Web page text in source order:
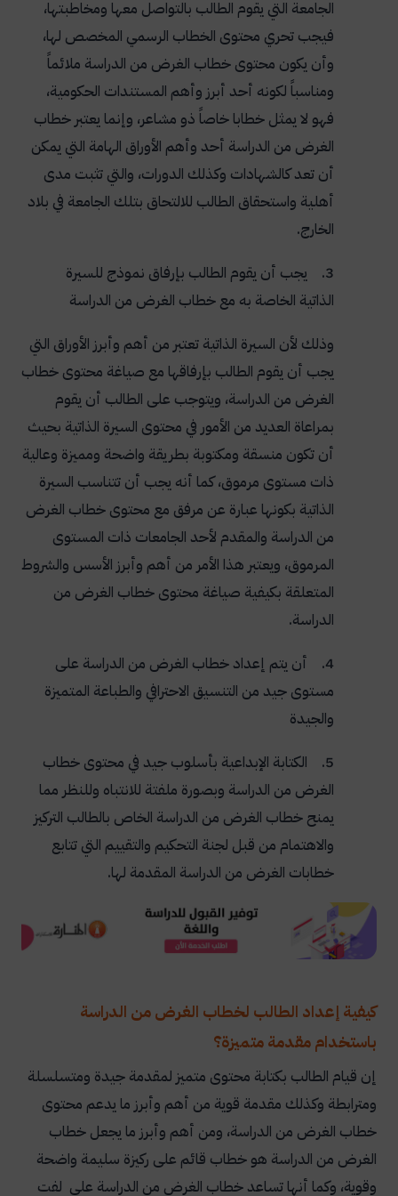
الجامعة التي يقوم الطالب بالتواصل معها ومخاطبتها،
فيجب تحري محتوى الخطاب الرسمي المخصص لها،
وأن يكون محتوى خطاب الغرض من الدراسة ملائماً
ومناسباً لكونه أحد أبرز وأهم المستندات الحكومية،
فهو لا يمثل خطابا خاصاً ذو مشاعر، وإنما يعتبر خطاب
الغرض من الدراسة أحد وأهم الأوراق الهامة التي يمكن
أن تعد كالشهادات وكذلك الدورات، والتي تثبت مدى
أهلية واستحقاق الطالب للالتحاق بتلك الجامعة في بلاد
الخارج.
3. يجب أن يقوم الطالب بإرفاق نموذج للسيرة
الذاتية الخاصة به مع خطاب الغرض من الدراسة
وذلك لأن السيرة الذاتية تعتبر من أهم وأبرز الأوراق التي
يجب أن يقوم الطالب بإرفاقها مع صياغة محتوى خطاب
الغرض من الدراسة، ويتوجب على الطالب أن يقوم
بمراعاة العديد من الأمور في محتوى السيرة الذاتية بحيث
أن تكون منسقة ومكتوبة بطريقة واضحة ومميزة وعالية
ذات مستوى مرموق، كما أنه يجب أن تتناسب السيرة
الذاتية بكونها عبارة عن مرفق مع محتوى خطاب الغرض
من الدراسة والمقدم لأحد الجامعات ذات المستوى
المرموق، ويعتبر هذا الأمر من أهم وأبرز الأسس والشروط
المتعلقة بكيفية صياغة محتوى خطاب الغرض من
الدراسة.
4. أن يتم إعداد خطاب الغرض من الدراسة على
مستوى جيد من التنسيق الاحترافي والطباعة المتميزة
والجيدة
5. الكتابة الإبداعية بأسلوب جيد في محتوى خطاب
الغرض من الدراسة وبصورة ملفتة للانتباه وللنظر مما
يمنح خطاب الغرض من الدراسة الخاص بالطالب التركيز
والاهتمام من قبل لجنة التحكيم والتقييم التي تتابع
خطابات الغرض من الدراسة المقدمة لها.
كيفية إعداد الطالب لخطاب الغرض من الدراسة
باستخدام مقدمة متميزة؟
إن قيام الطالب بكتابة محتوى متميز لمقدمة جيدة ومتسلسلة
ومترابطة وكذلك مقدمة قوية من أهم وأبرز ما يدعم محتوى
خطاب الغرض من الدراسة، ومن أهم وأبرز ما يجعل خطاب
الغرض من الدراسة هو خطاب قائم على ركيزة سليمة واضحة
وقوية، وكما أنها تساعد خطاب الغرض من الدراسة على لفت